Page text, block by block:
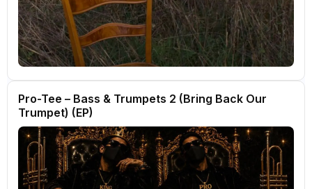
Pro-Tee – Bass & Trumpets 2 (Bring Back Our
Trumpet) (EP)